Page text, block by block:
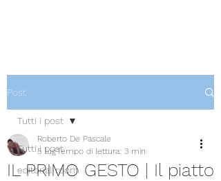
Post
Tutti i post
editorial room
Tutti i post
IL PRIMO GESTO | Il piatto
Roberto De Pascale
5 lugTempo di lettura: 3 min